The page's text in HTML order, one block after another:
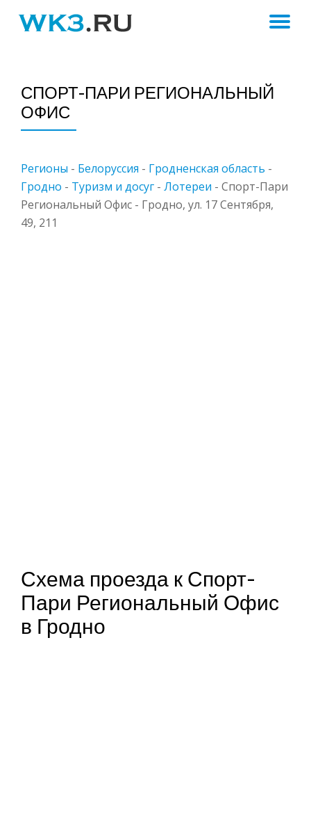
СПОРТ-ПАРИ РЕГИОНАЛЬНЫЙ
ОФИС
Регионы - Белоруссия - Гродненская область -
Гродно - Туризм и досуг - Лотереи - Спорт-Пари
Региональный Офис - Гродно, ул. 17 Сентября,
49, 211
Схема проезда к Спорт-
Пари Региональный Офис
в Гродно